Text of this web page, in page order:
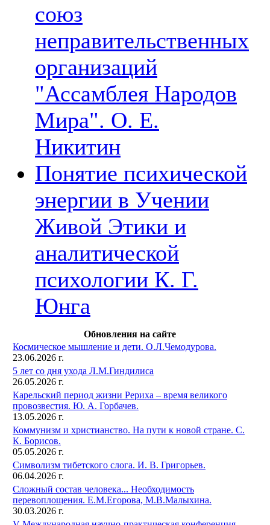
союз
неправительственных
организаций
"Ассамблея Народов
Мира". О. Е.
Никитин
Понятие психической
энергии в Учении
Живой Этики и
аналитической
психологии К. Г.
Юнга
Обновления на сайте
Космическое мышление и дети. О.Л.Чемодурова.
23.06.2026 г.
5 лет со дня ухода Л.М.Гиндилиса
26.05.2026 г.
Карельский период жизни Рериха – время великого
провозвестия. Ю. А. Горбачев.
13.05.2026 г.
Коммунизм и христианство. На пути к новой стране. С.
К. Борисов.
05.05.2026 г.
Символизм тибетского слога. И. В. Григорьев.
06.04.2026 г.
Сложный состав человека... Необходимость
перевоплощения. Е.М.Егорова, М.В.Малыхина.
30.03.2026 г.